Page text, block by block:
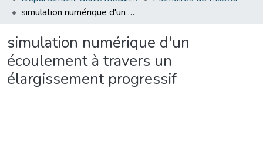
simulation numérique d'un écoulement à travers un élargissement progressif
simulation numérique d'un
écoulement à travers un
élargissement progressif